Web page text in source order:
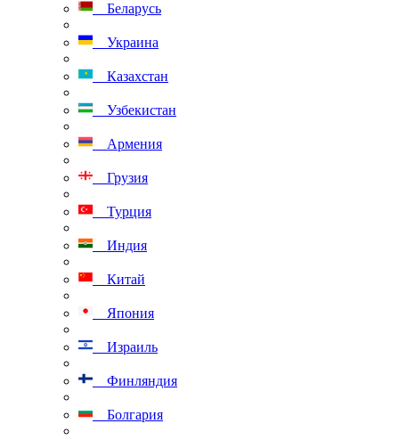
Беларусь
Украина
Казахстан
Узбекистан
Армения
Грузия
Турция
Индия
Китай
Япония
Израиль
Финляндия
Болгария